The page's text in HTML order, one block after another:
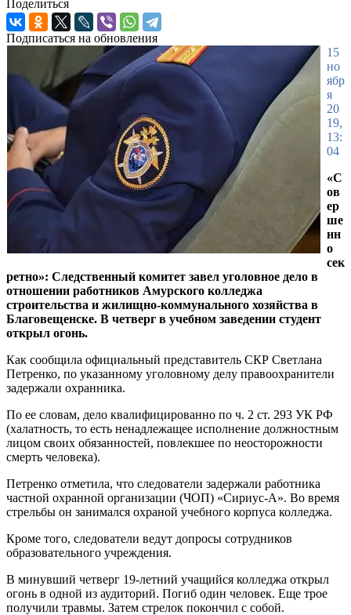
Поделиться
Подписаться на обновления
15
но
ябр
я
20
19,
13:
04
«С
ов
ер
ше
нн
о
сек
ретно»: Следственный комитет завел уголовное дело в
отношении работников Амурского колледжа
строительства и жилищно-коммунального хозяйства в
Благовещенске. В четверг в учебном заведении студент
открыл огонь.
Как сообщила официальный представитель СКР Светлана
Петренко, по указанному уголовному делу правоохранители
задержали охранника.
По ее словам, дело квалифицированно по ч. 2 ст. 293 УК РФ
(халатность, то есть ненадлежащее исполнение должностным
лицом своих обязанностей, повлекшее по неосторожности
смерть человека).
Петренко отметила, что следователи задержали работника
частной охранной организации (ЧОП) «Сириус-А». Во время
стрельбы он занимался охраной учебного корпуса колледжа.
Кроме того, следователи ведут допросы сотрудников
образовательного учреждения.
В минувший четверг 19-летний учащийся колледжа открыл
огонь в одной из аудиторий. Погиб один человек. Еще трое
получили травмы. Затем стрелок покончил с собой.